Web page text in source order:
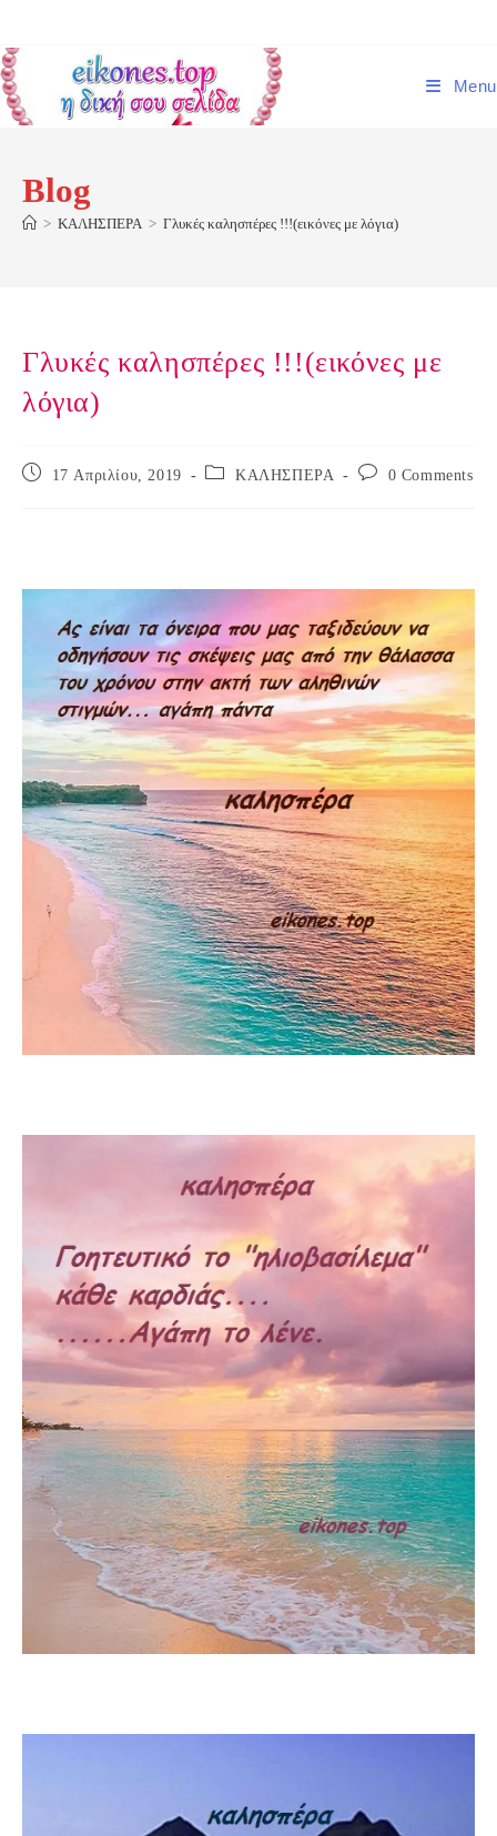
content
Menu
Blog
> ΚΑΛΗΣΠΕΡΑ > Γλυκές καλησπέρες !!!(εικόνες με λόγια)
Γλυκές καλησπέρες !!!(εικόνες με
λόγια)
Post
17 Απριλίου, 2019
Post ΚΑΛΗΣΠΕΡΑ
Post
0 Comments